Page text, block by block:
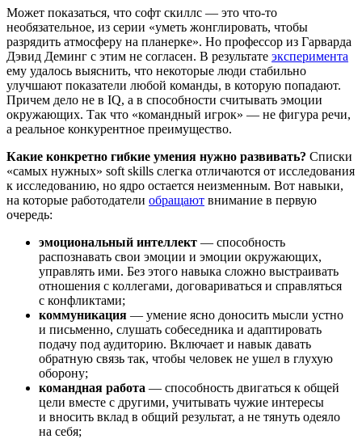
Может показаться, что софт скиллс — это что-то
необязательное, из серии «уметь жонглировать, чтобы
разрядить атмосферу на планерке». Но профессор из Гарварда
Дэвид Деминг с этим не согласен. В результате эксперимента
ему удалось выяснить, что некоторые люди стабильно
улучшают показатели любой команды, в которую попадают.
Причем дело не в IQ, а в способности считывать эмоции
окружающих. Так что «командный игрок» — не фигура речи,
а реальное конкурентное преимущество.
Какие конкретно гибкие умения нужно развивать? Списки
«самых нужных» soft skills слегка отличаются от исследования
к исследованию, но ядро остается неизменным. Вот навыки,
на которые работодатели обращают внимание в первую
очередь:
эмоциональный интеллект — способность
распознавать свои эмоции и эмоции окружающих,
управлять ими. Без этого навыка сложно выстраивать
отношения с коллегами, договариваться и справляться
с конфликтами;
коммуникация — умение ясно доносить мысли устно
и письменно, слушать собеседника и адаптировать
подачу под аудиторию. Включает и навык давать
обратную связь так, чтобы человек не ушел в глухую
оборону;
командная работа — способность двигаться к общей
цели вместе с другими, учитывать чужие интересы
и вносить вклад в общий результат, а не тянуть одеяло
на себя;